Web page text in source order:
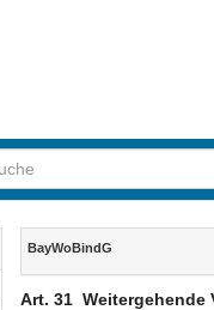
Inhalt
BayWoBindG
Art. 31 Weitergehende